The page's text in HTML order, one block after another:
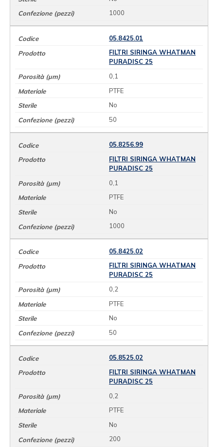
1000
05.8425.01
FILTRI SIRINGA WHATMAN
PURADISC 25
0,1
PTFE
No
50
05.8256.99
FILTRI SIRINGA WHATMAN
PURADISC 25
0,1
PTFE
No
1000
05.8425.02
FILTRI SIRINGA WHATMAN
PURADISC 25
0,2
PTFE
No
50
05.8525.02
FILTRI SIRINGA WHATMAN
PURADISC 25
0,2
PTFE
No
200